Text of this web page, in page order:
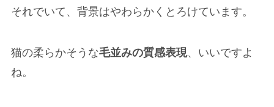
それでいて、背景はやわらかくとろけています。
猫の柔らかそうな毛並みの質感表現、いいですよ
ね。